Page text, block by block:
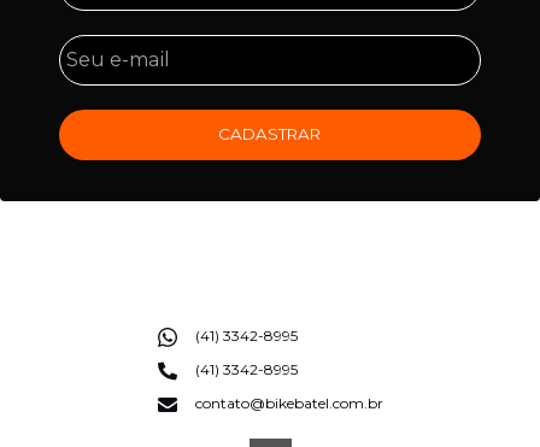
CADASTRAR
(41) 3342-8995
(41) 3342-8995
contato@bikebatel.com.br